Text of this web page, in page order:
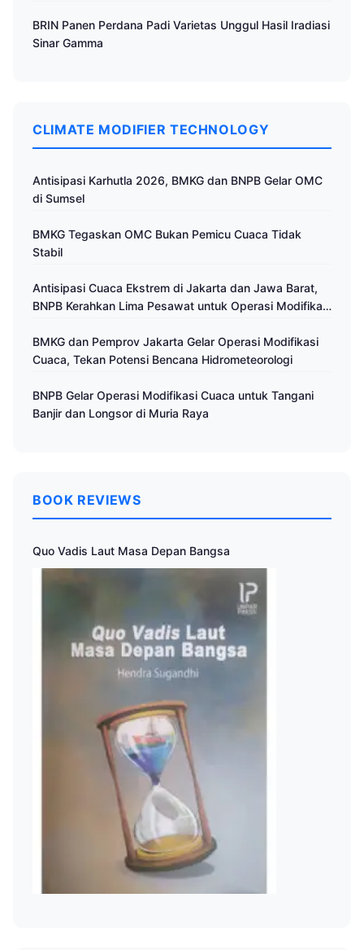
BRIN Panen Perdana Padi Varietas Unggul Hasil Iradiasi
Sinar Gamma
CLIMATE MODIFIER TECHNOLOGY
Antisipasi Karhutla 2026, BMKG dan BNPB Gelar OMC
di Sumsel
BMKG Tegaskan OMC Bukan Pemicu Cuaca Tidak
Stabil
Antisipasi Cuaca Ekstrem di Jakarta dan Jawa Barat,
BNPB Kerahkan Lima Pesawat untuk Operasi Modifikasi
BMKG dan Pemprov Jakarta Gelar Operasi Modifikasi
Cuaca, Tekan Potensi Bencana Hidrometeorologi
BNPB Gelar Operasi Modifikasi Cuaca untuk Tangani
Banjir dan Longsor di Muria Raya
BOOK REVIEWS
Quo Vadis Laut Masa Depan Bangsa